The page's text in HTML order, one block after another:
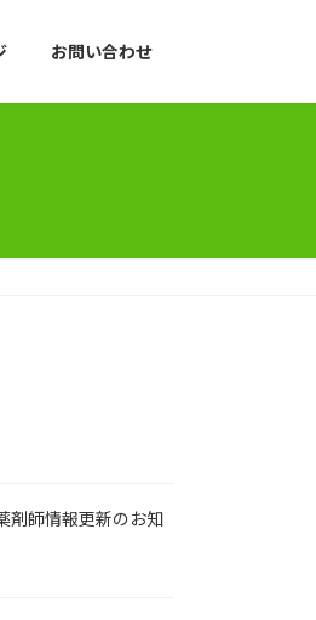
お問い合わせ
師情報更新のお知